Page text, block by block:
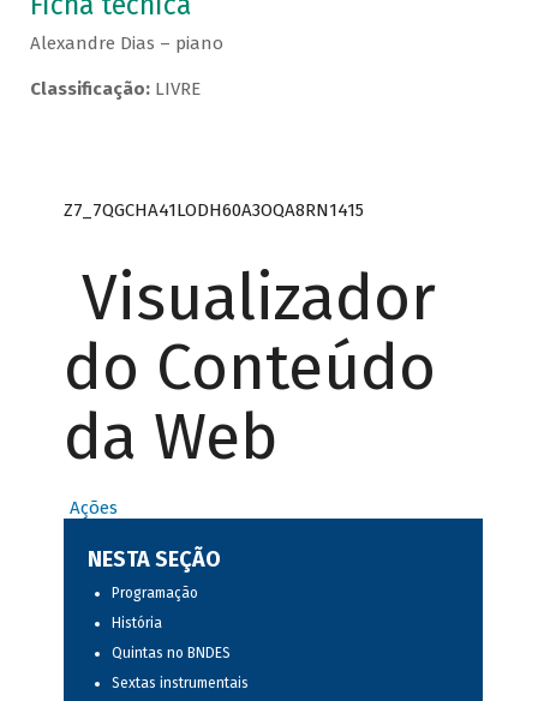
Alexandre Dias – piano
Classificação:LIVRE
Z7_7QGCHA41LODH60A3OQA8RN1415
Visualizador
do Conteúdo
da Web
Ações
NESTA SEÇÃO
Programação
História
Quintas no BNDES
Sextas instrumentais